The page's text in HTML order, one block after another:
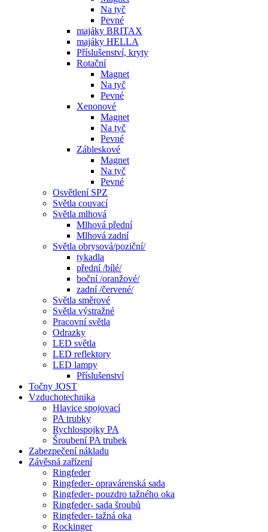
Na tyč
Pevné
majáky BRITAX
majáky HELLA
Příslušenství, kryty
Rotační
Magnet
Na tyč
Pevné
Xenonové
Magnet
Na tyč
Pevné
Zábleskové
Magnet
Na tyč
Pevné
Osvětlení SPZ
Světla couvací
Světla mlhová
Mlhová přední
Mlhová zadní
Světla obrysová/poziční/
tykadla
přední /bílé/
boční /oranžové/
zadní /červené/
Světla směrové
Světla výstražné
Pracovní světla
Odrazky
LED světla
LED reflektory
LED lampy
Příslušenství
Točny JOST
Vzduchotechnika
Hlavice spojovací
PA trubky
Rychlospojky PA
Šroubení PA trubek
Zabezpečení nákladu
Závěsná zařízení
Ringfeder
Ringfeder- opravárenská sada
Ringfeder- pouzdro tažného oka
Ringfeder- sada šroubů
Ringfeder- tažná oka
Rockinger